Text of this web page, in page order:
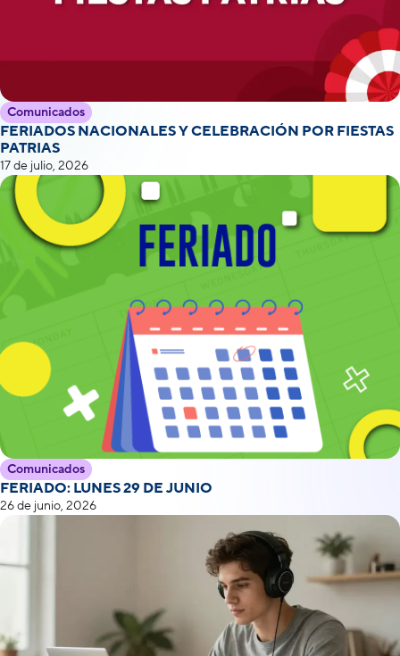
Comunicados
FERIADOS NACIONALES Y CELEBRACIÓN POR FIESTAS
PATRIAS
17 de julio, 2026
Comunicados
FERIADO: LUNES 29 DE JUNIO
26 de junio, 2026